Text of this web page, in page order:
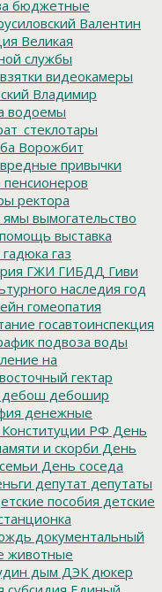
бюджетные
Валентин
Великая
службы
взятки видеокамеры
Владимир
водоемы
Ворожбит
вредные привычки
пенсионеров
ректора
ямы вымогательство
выставка
гадюка газ
ГЖИ ГИБДД Гиви
наследия год
гомеопатия
госавтоинспекция
подвоза воды
на
гектар
дебош дебошир
денежные
РФ День
и скорби День
День соседа
депутат депутаты
пособия детские
документальный
животные
дым ДЭК дюкер